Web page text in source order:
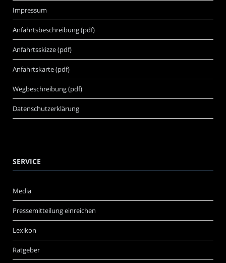
Impressum
Anfahrtsbeschreibung (pdf)
Anfahrtsskizze (pdf)
Anfahrtskarte (pdf)
Wegbeschreibung (pdf)
Datenschutzerklärung
SERVICE
Media
Pressemitteilung einreichen
Lexikon
Ratgeber